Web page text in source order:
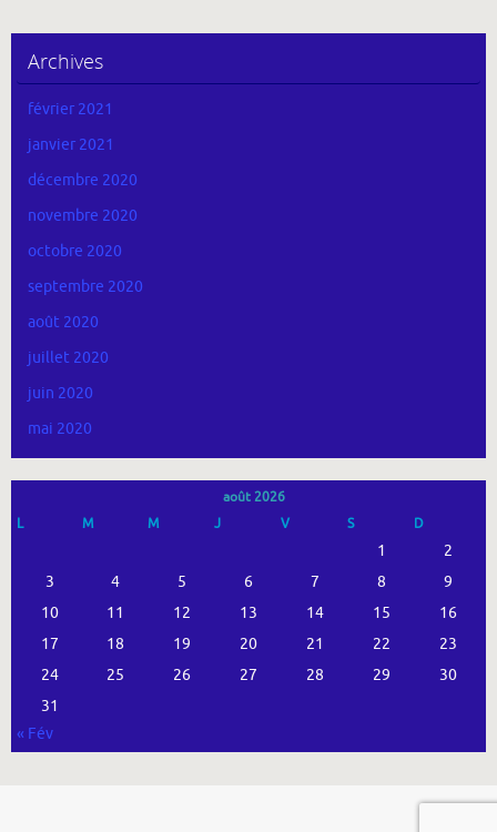
Archives
février 2021
janvier 2021
décembre 2020
novembre 2020
octobre 2020
septembre 2020
août 2020
juillet 2020
juin 2020
mai 2020
août 2026
L
M M J V S D
1
2
3
4 5 6 7 8
9
10
11 12 13 14 15
16
17
18 19 20 21 22
23
24
25 26 27 28 29
30
31
« Fév